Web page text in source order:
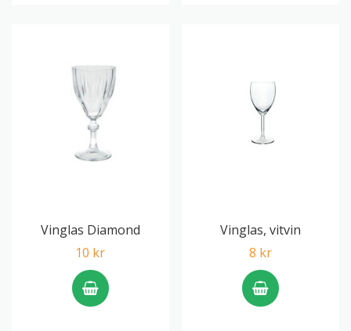
Vinglas Diamond
10 kr
Vinglas, vitvin
8 kr